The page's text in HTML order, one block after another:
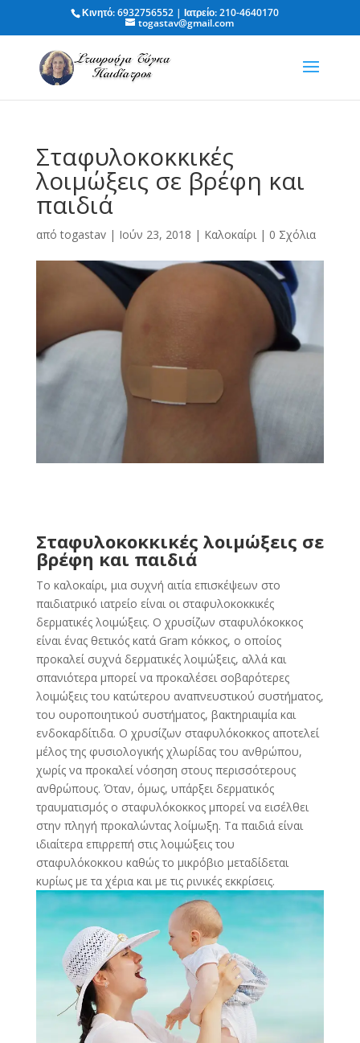
Κινητό: 6932756552 | Ιατρείο: 210-4640170
togastav@gmail.com
Σταφυλοκοκκικές
λοιμώξεις σε βρέφη και
παιδιά
απόtogastav| Ιούν 23, 2018 | Καλοκαίρι| 0 Σχόλια
Σταφυλοκοκκικές λοιμώξεις σε
βρέφη και παιδιά
Το καλοκαίρι, μια συχνή αιτία επισκέψεων στο
παιδιατρικό ιατρείο είναι οι σταφυλοκοκκικές
δερματικές λοιμώξεις. Ο χρυσίζων σταφυλόκοκκος
είναι ένας θετικός κατά Gram κόκκος, ο οποίος
προκαλεί συχνά δερματικές λοιμώξεις, αλλά και
σπανιότερα μπορεί να προκαλέσει σοβαρότερες
λοιμώξεις του κατώτερου αναπνευστικού συστήματος,
του ουροποιητικού συστήματος, βακτηριαιμία και
ενδοκαρδίτιδα. Ο χρυσίζων σταφυλόκοκκος αποτελεί
μέλος της φυσιολογικής χλωρίδας του ανθρώπου,
χωρίς να προκαλεί νόσηση στους περισσότερους
ανθρώπους. Όταν, όμως, υπάρξει δερματικός
τραυματισμός ο σταφυλόκοκκος μπορεί να εισέλθει
στην πληγή προκαλώντας λοίμωξη. Τα παιδιά είναι
ιδιαίτερα επιρρεπή στις λοιμώξεις του
σταφυλόκοκκου καθώς το μικρόβιο μεταδίδεται
κυρίως με τα χέρια και με τις ρινικές εκκρίσεις.